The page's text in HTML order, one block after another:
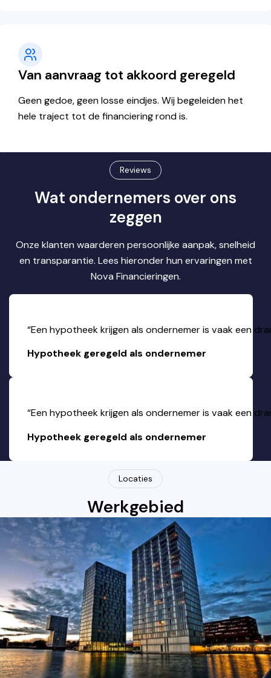
Van aanvraag tot akkoord geregeld
Geen gedoe, geen losse eindjes. Wij begeleiden het
hele traject tot de financiering rond is.
Reviews
Wat ondernemers over ons
zeggen
Onze klanten waarderen persoonlijke aanpak, snelheid
en transparantie. Lees hieronder hun ervaringen met
Nova Financieringen.
“Een hypotheek krijgen als ondernemer is vaak een
Hypotheek geregeld als ondernemer
“Een hypotheek krijgen als ondernemer is vaak een
Hypotheek geregeld als ondernemer
Locaties
Werkgebied